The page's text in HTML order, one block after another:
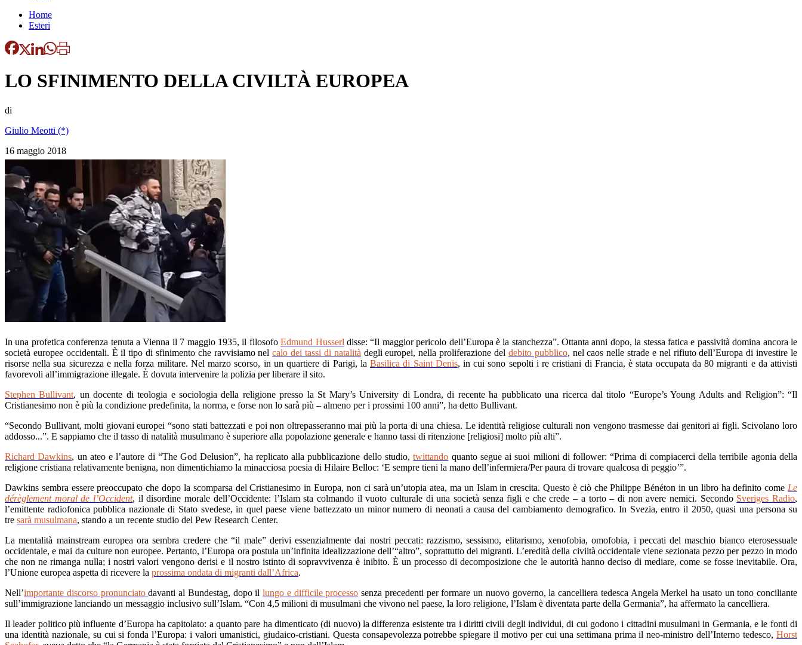
Home
Esteri
LO SFINIMENTO DELLA CIVILTÀ EUROPEA
di
Giulio Meotti (*)
16 maggio 2018
In una profetica conferenza tenuta a Vienna il 7 maggio 1935, il filosofoEdmund Husserl disse: “Il maggior pericolo dell’Europa è la stanchezza”. Ottanta anni dopo, la stessa fatica e passività domina ancora le
società europee occidentali. È il tipo di sfinimento che ravvisiamo nelcalo dei tassi di natalità degli europei, nella proliferazione del debito pubblico, nel caos nelle strade e nel rifiuto dell’Europa di investire le
risorse nella sua sicurezza e nella forza militare. Nel marzo scorso, in un quartiere di Parigi, laBasilica di Saint Denis, in cui sono sepolti i re cristiani di Francia, è stata occupata da 80 migranti e da attivisti
favorevoli all’immigrazione illegale. È dovuta intervenire la polizia per liberare il sito.
Stephen Bullivant, un docente di teologia e sociologia della religione presso la St Mary’s University di Londra, di recente ha pubblicato una ricerca dal titolo “Europe’s Young Adults and Religion”: “Il
Cristianesimo non è più la condizione predefinita, la norma, e forse non lo sarà più – almeno per i prossimi 100 anni”, ha detto Bullivant.
“Secondo Bullivant, molti giovani europei “sono stati battezzati e poi non oltrepasseranno mai più la porta di una chiesa. Le identità religiose culturali non vengono trasmesse dai genitori ai figli. Scivolano loro
addosso...”. E sappiamo che il tasso di natalità musulmano è superiore alla popolazione generale e hanno tassi di ritenzione [religiosi] molto più alti”.
Richard Dawkins, un ateo e l’autore di “The God Delusion”, ha replicato alla pubblicazione dello studio,twittando quanto segue ai suoi milioni di follower: “Prima di compiacerci della terribile agonia della
religione cristiana relativamente benigna, non dimentichiamo la minacciosa poesia di Hilaire Belloc: ‘E sempre tieni la mano dell’infermiera/Per paura di trovare qualcosa di peggio’”.
Dawkins sembra essere preoccupato che dopo la scomparsa del Cristianesimo in Europa, non ci sarà un’utopia atea, ma un Islam in crescita. Questo è ciò che Philippe Bénéton in un libro ha definito come Le
dérèglement moral de l’Occident, il disordine morale dell’Occidente: l’Islam sta colmando il vuoto culturale di una società senza figli e che crede – a torto – di non avere nemici. Secondo Sveriges Radio,
l’emittente radiofonica pubblica nazionale di Stato svedese, in quel paese viene battezzato un minor numero di neonati a causa del cambiamento demografico. In Svezia, entro il 2050, quasi una persona su
tre sarà musulmana, stando a un recente studio del Pew Research Center.
La mentalità mainstream europea ora sembra credere che “il male” derivi essenzialmente dai nostri peccati: razzismo, sessismo, elitarismo, xenofobia, omofobia, i peccati del maschio bianco eterosessuale
occidentale, e mai da culture non europee. Pertanto, l’Europa ora postula un’infinita idealizzazione dell’“altro”, soprattutto dei migranti. L’eredità della civiltà occidentale viene sezionata pezzo per pezzo in modo
che non ne rimanga nulla; i nostri valori vengono derisi e il nostro istinto di sopravvivenza è inibito. È un processo di decomposizione che le autorità hanno deciso di mediare, come se fosse inevitabile. Ora,
l’Unione europea aspetta di ricevere la prossima ondata di migranti dall’Africa.
Nell’importante discorso pronunciatodavanti al Bundestag, dopo il lungo e difficile processo senza precedenti per formare un nuovo governo, la cancelliera tedesca Angela Merkel ha usato un tono conciliante
sull’immigrazione lanciando un messaggio inclusivo sull’Islam. “Con 4,5 milioni di musulmani che vivono nel paese, la loro religione, l’Islam è diventata parte della Germania”, ha affermato la cancelliera.
Il leader politico più influente d’Europa ha capitolato: a quanto pare ha dimenticato (di nuovo) la differenza esistente tra i diritti civili degli individui, di cui godono i cittadini musulmani in Germania, e le fonti di
una identità nazionale, su cui si fonda l’Europa: i valori umanistici, giudaico-cristiani. Questa consapevolezza potrebbe spiegare il motivo per cui una settimana prima il neo-ministro dell’Interno tedesco, Horst